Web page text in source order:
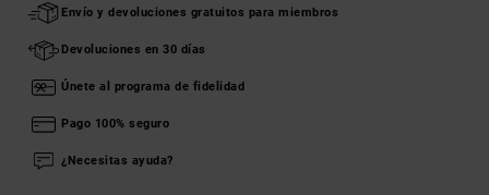
Envío y devoluciones gratuitos para miembros
Devoluciones en 30 días
Únete al programa de fidelidad
Pago 100% seguro
¿Necesitas ayuda?